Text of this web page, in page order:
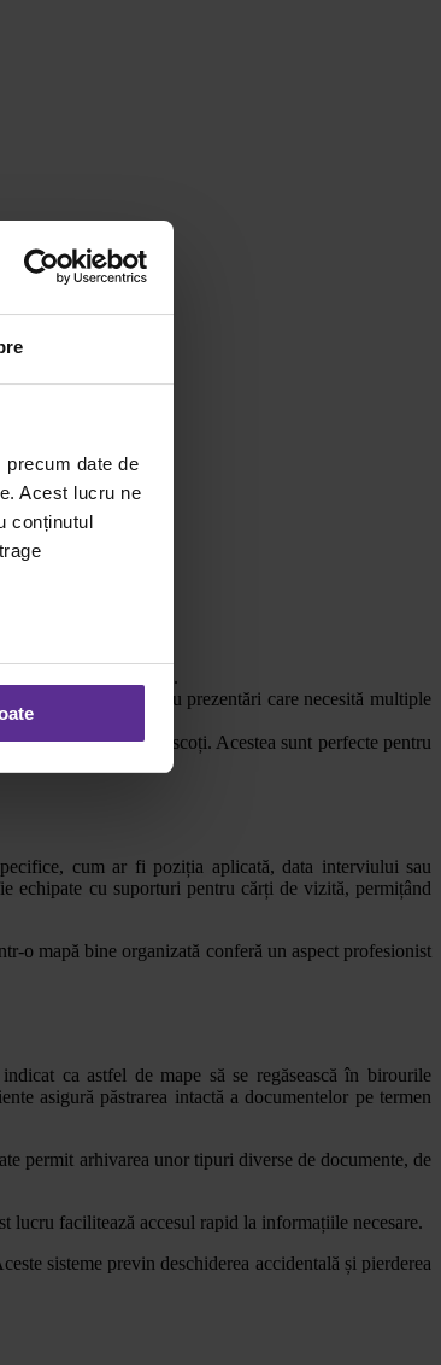
date de
Acest lucru ne
conținutul
și întâlnirile de afaceri.
Ele sunt ideale pentru prezentări care necesită multiple
a fi nevoie să le scoți. Acestea sunt perfecte pentru
cum ar fi poziția aplicată, data interviului sau
echipate cu suporturi pentru cărți de vizită, permițând
o mapă bine organizată conferă un aspect profesionist
ca astfel de mape să se regăsească în birourile
asigură păstrarea intactă a documentelor pe termen
permit arhivarea unor tipuri diverse de documente, de
lucru facilitează accesul rapid la informațiile necesare.
sisteme previn deschiderea accidentală și pierderea